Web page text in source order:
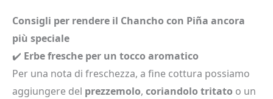
Consigli per rendere il Chancho con Piña ancora
più speciale
✔️ Erbe fresche per un tocco aromatico
Per una nota di freschezza, a fine cottura possiamo
aggiungere del prezzemolo, coriandolo tritato o un